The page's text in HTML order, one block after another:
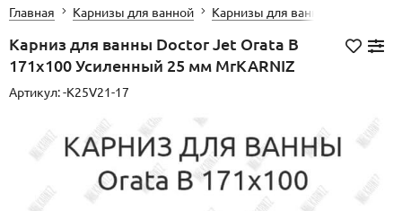
Главная Карнизы для ванной Карнизы для ванной Doctor Jet
Карниз для ванны Doctor Jet Orata B
171х100 Усиленный 25 мм MrKARNIZ
Артикул:-K25V21-17